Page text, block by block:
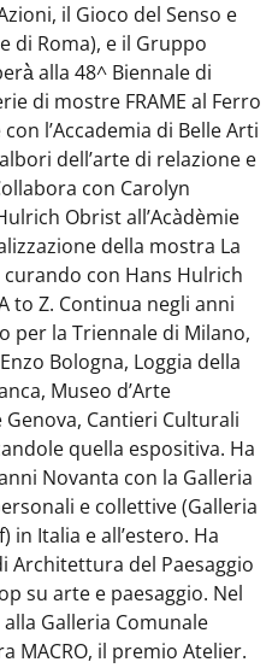
il Gioco del Senso e
di Roma), e il Gruppo
alla 48^ Biennale di
di mostre FRAME al Ferro
l’Accademia di Belle Arti
dell’arte di relazione e
con Carolyn
Obrist all’Acàdèmie
della mostra La
curando con Hans Hulrich
to Z. Continua negli anni
per la Triennale di Milano,
Bologna, Loggia della
Museo d’Arte
Cantieri Culturali
quella espositiva. Ha
Novanta con la Galleria
e collettive (Galleria
in Italia e all’estero. Ha
Architettura del Paesaggio
su arte e paesaggio. Nel
Galleria Comunale
MACRO, il premio Atelier.